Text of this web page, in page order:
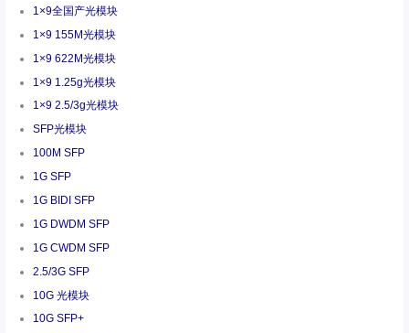
1×9全国产光模块
1×9 155M光模块
1×9 622M光模块
1×9 1.25g光模块
1×9 2.5/3g光模块
SFP光模块
100M SFP
1G SFP
1G BIDI SFP
1G DWDM SFP
1G CWDM SFP
2.5/3G SFP
10G 光模块
10G SFP+